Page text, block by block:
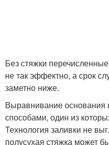
Без стяжки
не так эффектно, а срок
заметно ниже.
Выравнивание основания
способами, один из
Технология заливки не
полусухая стяжка может